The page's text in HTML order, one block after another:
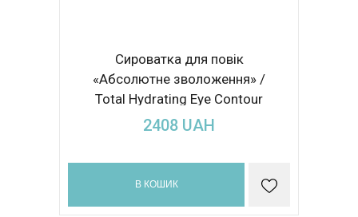
Сироватка для повік
«Абсолютне зволоження» /
Total Hydrating Eye Contour
18ml
2408 UAH
В КОШИК